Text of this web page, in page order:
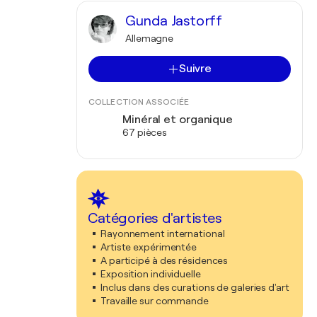
Gunda Jastorff
Allemagne
Suivre
COLLECTION ASSOCIÉE
Minéral et organique
67 pièces
Catégories d'artistes
Rayonnement international
Artiste expérimentée
A participé à des résidences
Exposition individuelle
Inclus dans des curations de galeries d'art
Travaille sur commande